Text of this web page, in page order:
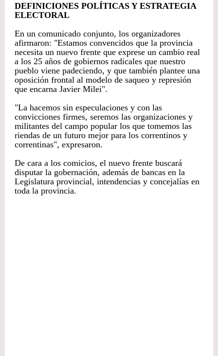
DEFINICIONES POLÍTICAS Y ESTRATEGIA
ELECTORAL
En un comunicado conjunto, los organizadores
afirmaron: "Estamos convencidos que la provincia
necesita un nuevo frente que exprese un cambio real
a los 25 años de gobiernos radicales que nuestro
pueblo viene padeciendo, y que también plantee una
oposición frontal al modelo de saqueo y represión
que encarna Javier Milei".
"La hacemos sin especulaciones y con las
convicciones firmes, seremos las organizaciones y
militantes del campo popular los que tomemos las
riendas de un futuro mejor para los correntinos y
correntinas", expresaron.
De cara a los comicios, el nuevo frente buscará
disputar la gobernación, además de bancas en la
Legislatura provincial, intendencias y concejalías en
toda la provincia.